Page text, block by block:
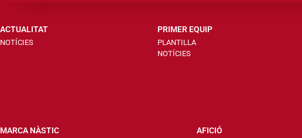
ACTUALITAT
NOTÍCIES
PRIMER EQUIP
PLANTILLA
NOTÍCIES
MARCA NÀSTIC AFICIÓ